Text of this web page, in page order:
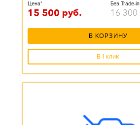
Цена*
15 500 руб.
Без Trade-in
16 300
В КОРЗИНУ
В 1 клик